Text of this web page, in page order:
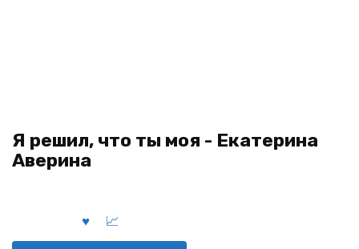
Я решил, что ты моя - Екатерина
Аверина